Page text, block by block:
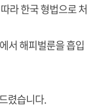
라 한국 형법으로 처
서 해피벌룬을 흡입
렸습니다.